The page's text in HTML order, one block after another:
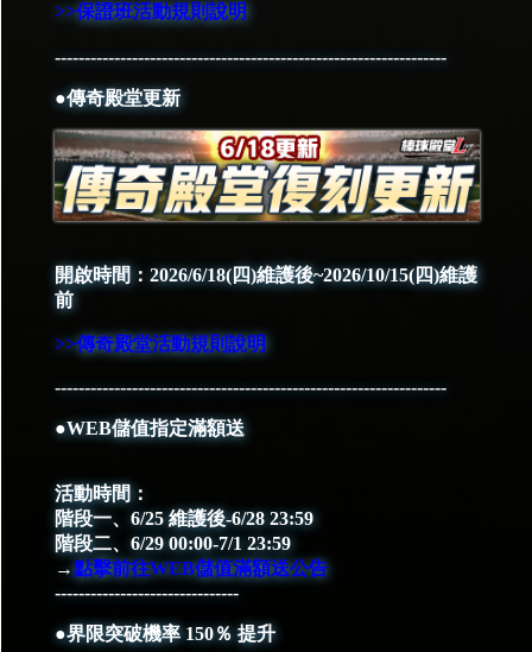
>>保證班活動規則說明
------------------------------------------------------------------
●傳奇殿堂更新
開啟時間：2026/6/18(四)維護後~2026/10/15(四)維護
前
>>傳奇殿堂活動規則說明
------------------------------------------------------------------
●WEB儲值指定滿額送
活動時間：
階段一、6/25 維護後-6/28 23:59
階段二、6/29 00:00-7/1 23:59
→點擊前往WEB儲值滿額送公告
-------------------------------
●界限突破機率 150％ 提升